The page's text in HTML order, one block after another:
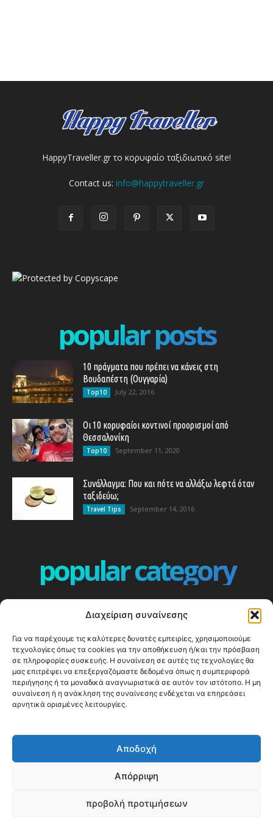
Διαχείριση συναίνεσης
Για να παρέχουμε τις καλύτερες δυνατές εμπειρίες, χρησιμοποιούμε
τεχνολογίες όπως τα cookies για την αποθήκευση ή/και την πρόσβαση
σε πληροφορίες συσκευής. Η συναίνεση σε αυτές τις τεχνολογίες θα
μας επιτρέψει να επεξεργαζόμαστε δεδομένα όπως η συμπεριφορά
περιήγησης ή τα μοναδικά αναγνωριστικά σε αυτόν τον ιστότοπο. Η μη
συναίνεση ή η ανάκληση της συναίνεσης ενδέχεται να επηρεάσει
αρνητικά ορισμένες λειτουργίες.
Αποδοχή
Απόρριψη
προβολή προτιμήσεων
HappyTraveller.gr το κορυφαίο ταξιδιωτικό site!
Contact us: info@happytraveller.gr
popular posts
10 πράγματα που πρέπει να κάνεις στη
Βουδαπέστη (Ουγγαρία)
Top10 July 22, 2016
Οι 10 κορυφαίοι κοντινοί προορισμοί από
Θεσσαλονίκη
Top10 September 11, 2020
Συνάλλαγμα: Που και πότε να αλλάξω λεφτά όταν
ταξιδεύω;
Travel Tips September 14, 2016
popular category
360
ΕΥΡΩΠΗ
332
ΚΟΣΜΟΣ - WORLD
328
Top10
303
Cool spots
ΝΗΣΙΑ
247
© Happy Traveller 2014-2025